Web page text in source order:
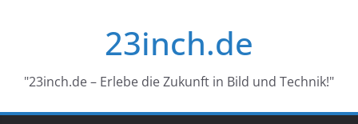
23inch.de
"23inch.de – Erlebe die Zukunft in Bild und Technik!"